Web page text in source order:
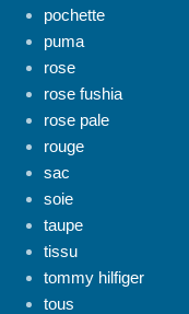
pochette
puma
rose
rose fushia
rose pale
rouge
sac
soie
taupe
tissu
tommy hilfiger
tous